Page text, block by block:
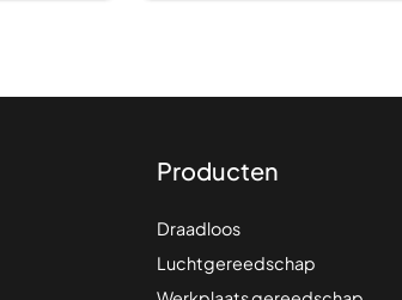
Producten
Draadloos
Luchtgereedschap